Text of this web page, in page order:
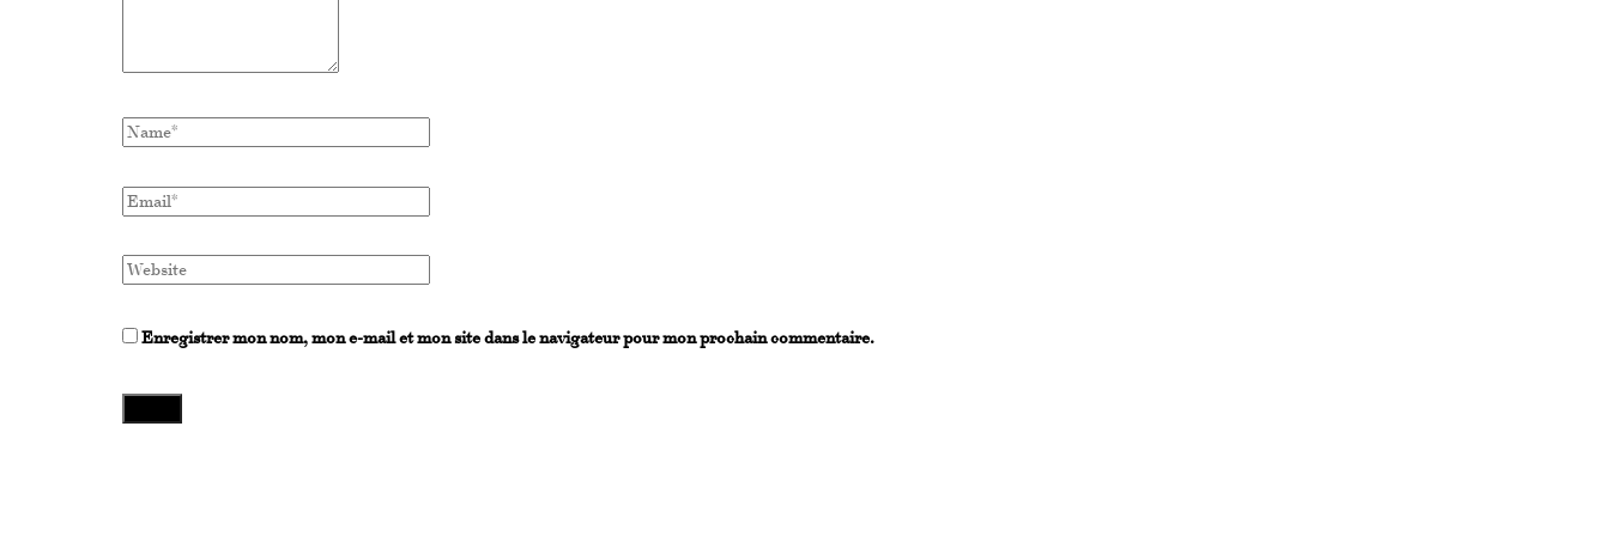
Enregistrer mon nom, mon e-mail et mon site dans le navigateur pour mon prochain commentaire.